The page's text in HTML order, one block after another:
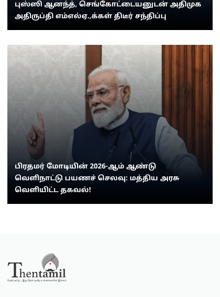
புஸ்ஸி ஆனந்த், செங்கோட்டையனுடன் அதிமுக
அதிருப்தி எம்எல்ஏ.,க்கள் திடீர் சந்திப்பு
பிரதமர் மோடியின் 2026-ஆம் ஆண்டு
வெளிநாட்டு பயணச் செலவு: மத்திய அரசு
வெளியிட்ட தகவல்!